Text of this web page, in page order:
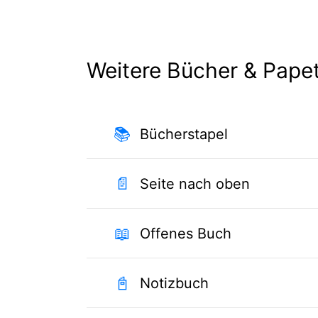
Weitere Bücher &
📚 Bücherstapel
📄 Seite nach oben
📖 Offenes Buch
📓 Notizbuch